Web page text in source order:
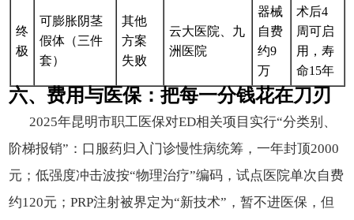
终
极
可膨胀阴茎
假体（三件
套）
其他
方案
失败
云大医院、九
洲医院
器械
自费
约9
万
术后4
周可启
用，寿
命15年
六、费用与医保：把每一分钱花在刀刃
2025年昆明市职工医保对ED相关项目实行“分类别、
阶梯报销”：口服药归入门诊慢性病统筹，一年封顶2000
元；低强度冲击波按“物理治疗”编码，试点医院单次自费
约120元；PRP注射被界定为“新技术”，暂不进医保，但